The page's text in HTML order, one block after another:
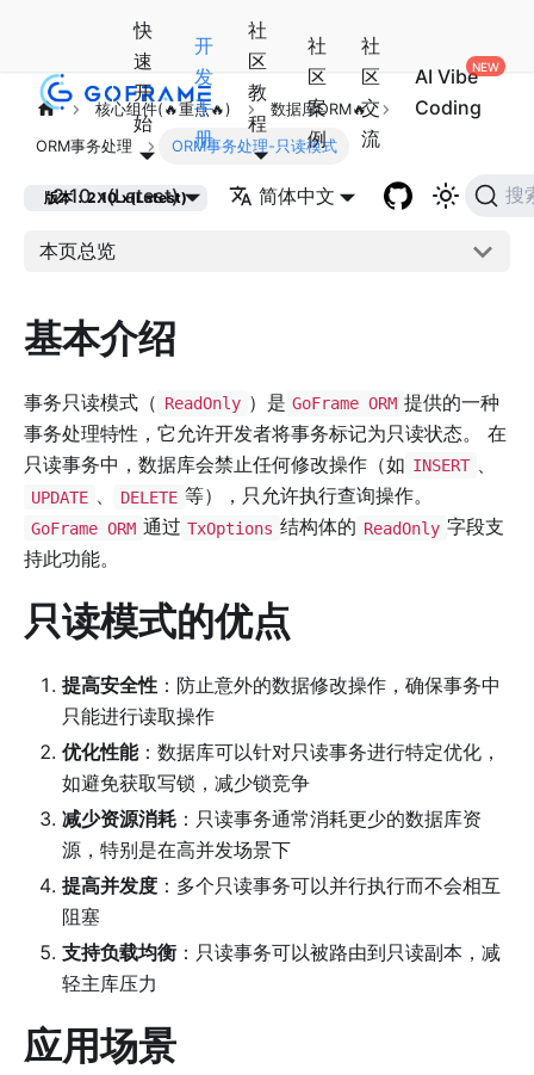
快
速
开
始
开
发
手
册
社
区
教
程
社
区
案
例
社
区
交
流
AI Vibe
Coding
2.10.x(Latest) 简体中文 搜
核心组件(🔥重点🔥) 数据库ORM🔥
ORM事务处理 ORM事务处理-只读模式
版本：2.10.x(Latest)
本页总览
基本介绍
事务只读模式（ ReadOnly ）是 GoFrame ORM 提供的一种
事务处理特性，它允许开发者将事务标记为只读状态。 在
只读事务中，数据库会禁止任何修改操作（如 INSERT 、
UPDATE 、 DELETE 等），只允许执行查询操作。
GoFrame ORM 通过 TxOptions 结构体的 ReadOnly 字段支
持此功能。
只读模式的优点
提高安全性 ：防止意外的数据修改操作，确保事务中
只能进行读取操作
优化性能：数据库可以针对只读事务进行特定优化，
如避免获取写锁，减少锁竞争
减少资源消耗 ：只读事务通常消耗更少的数据库资
源，特别是在高并发场景下
提高并发度 ：多个只读事务可以并行执行而不会相互
阻塞
支持负载均衡 ：只读事务可以被路由到只读副本，减
轻主库压力
应用场景